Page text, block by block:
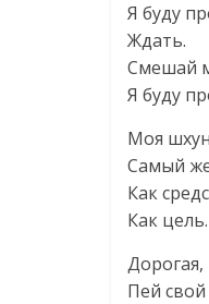
Я буду
Ждать.
Смешай
Я буду
Моя
Самый
Как
Как цель.
Дорогая,
Пей